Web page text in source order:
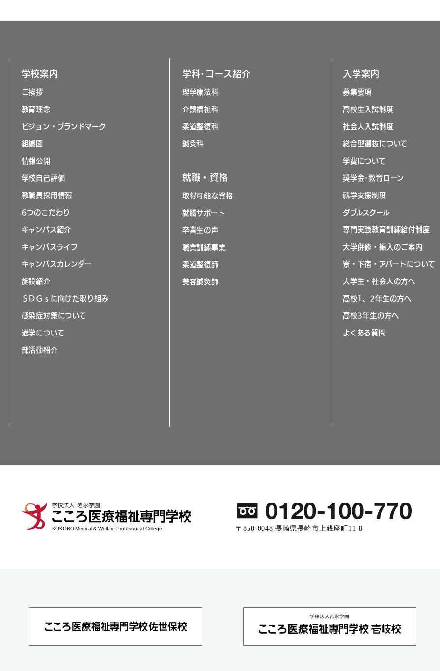
学校案内
ご挨拶
教育理念
ビジョン・ブランドマーク
組織図
情報公開
学校自己評価
教職員採用情報
6つのこだわり
キャンパス紹介
キャンパスライフ
キャンパスカレンダー
施設紹介
ＳＤＧｓに向けた取り組み
感染症対策について
通学について
部活動紹介
学科･コース紹介
理学療法科
介護福祉科
柔道整復科
鍼灸科
就職・資格
取得可能な資格
就職サポート
卒業生の声
職業訓練事業
柔道整復師
美容鍼灸師
入学案内
募集要項
高校生入試制度
社会人入試制度
総合型選抜について
学費について
奨学金･教育ローン
就学支援制度
ダブルスクール
専門実践教育訓練給付制度
大学併修・編入のご案内
寮・下宿・アパートについて
大学生・社会人の方へ
高校1、2年生の方へ
高校3年生の方へ
よくある質問